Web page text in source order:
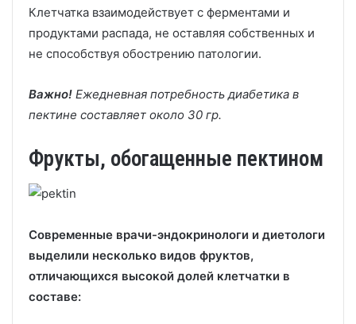
Клетчатка взаимодействует с ферментами и
продуктами распада, не оставляя собственных и
не способствуя обострению патологии.
Важно! Ежедневная потребность диабетика в
пектине составляет около 30 гр.
Фрукты, обогащенные пектином
Современные врачи-эндокринологи и диетологи
выделили несколько видов фруктов,
отличающихся высокой долей клетчатки в
составе: